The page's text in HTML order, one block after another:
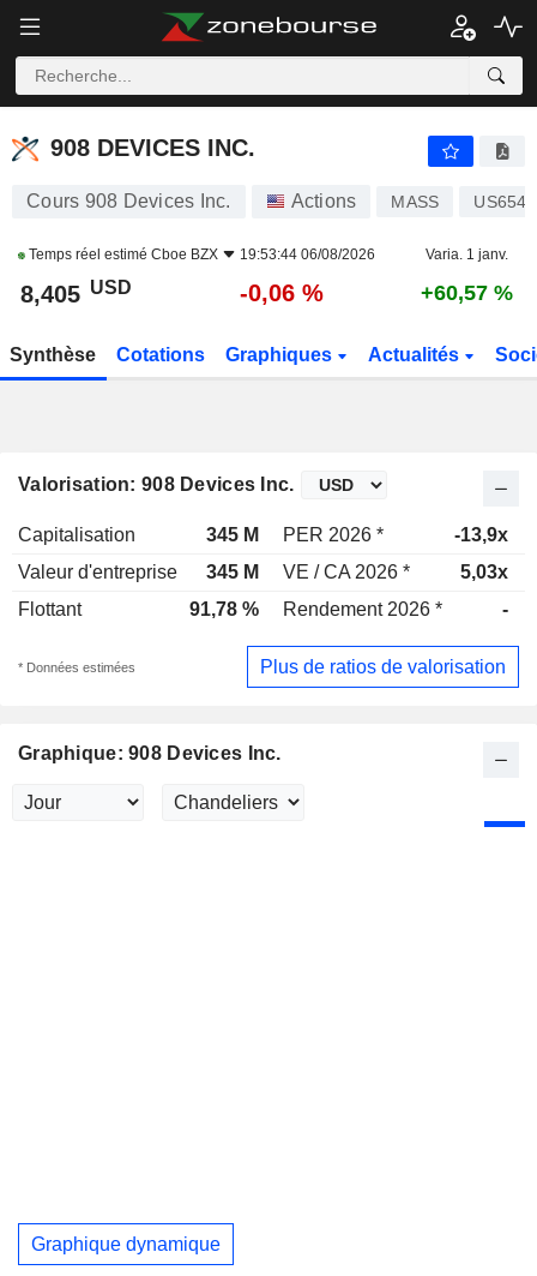
908 DEVICES INC.
908 DEVICES INC.
Cours 908 Devices Inc. Actions MASS
Temps réel estimé Cboe BZX 19:53:44 06/08/2026 Varia. 1 janv.
8,405 USD -0,06 % +60,57 %
Synthèse Cotations Graphiques Actualités
Valorisation: 908 Devices Inc.
Capitalisation 345 M PER 2026 * -13,9x
Valeur d'entreprise
345 M VE / CA 2026 * 5,03x
Flottant
91,78 % Rendement 2026 * -
* Données estimées Plus de ratios de valorisation
Graphique: 908 Devices Inc.
Graphique dynamique